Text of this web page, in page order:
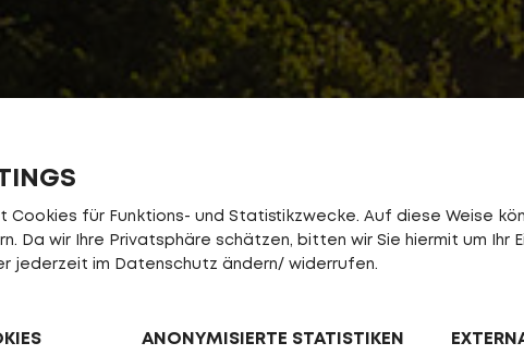
Cookies für Funktions- und Statistikzwecke. Auf diese Weise
Da wir Ihre Privatsphäre schätzen, bitten wir Sie hiermit um Ihr
jederzeit im Datenschutz ändern/ widerrufen.
ANONYMISIERTE STATISTIKEN